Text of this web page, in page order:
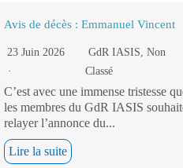
Avis de décès : Emmanuel Vincent
23 Juin 2026 GdR IASIS,Non
Classé
C’est avec une immense tristesse
les membres du GdR IASIS
relayer l’annonce du...
Lire la suite